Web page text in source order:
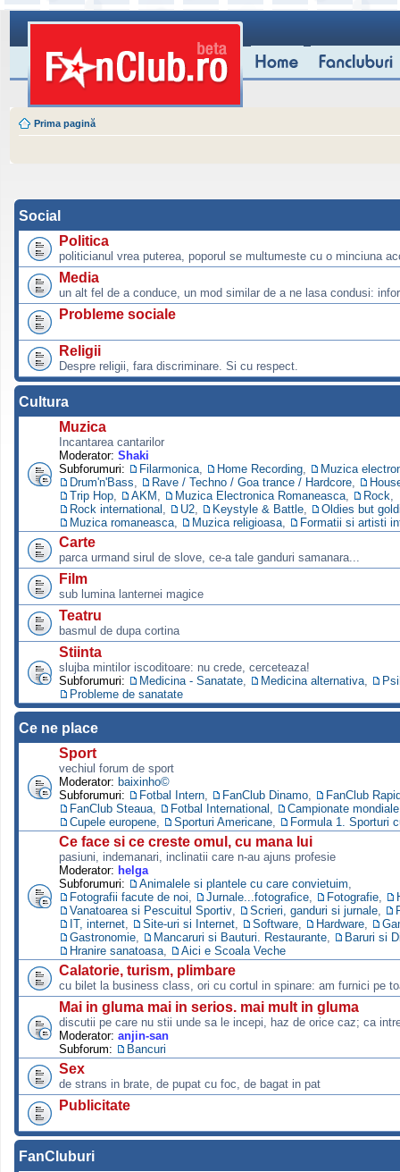
Prima pagină
Social
Politica
politicianul vrea puterea, poporul se multumeste cu o minciuna
Media
un alt fel de a conduce, un mod similar de a ne lasa condusi:
Probleme sociale
Religii
Despre religii, fara discriminare. Si cu respect.
Cultura
Muzica
Incantarea cantarilor
Moderator: Shaki
Subforumuri:
Filarmonica Home Recording
Muzica
Drum'n'Bass
Rave / Techno / Goa trance / Hardcore
Trip Hop
AKM Muzica Electronica Romaneasca Rock
Rock international
U2 Keystyle & Battle
Oldies but
Muzica romaneasca
Muzica religioasa Formatii si artisti
Carte
parca urmand sirul de slove, ce-a tale ganduri samanara...
Film
sub lumina lanternei magice
Teatru
basmul de dupa cortina
Stiinta
slujba mintilor iscoditoare: nu crede, cerceteaza!
Subforumuri:
Medicina - Sanatate Medicina alternativa
Probleme de sanatate
Ce ne place
Sport
vechiul forum de sport
Moderator: baixinho©
Subforumuri:
Fotbal Intern FanClub Dinamo
FanClub
FanClub Steaua
Fotbal International
Campionate
Cupele europene
Sporturi Americane Formula 1. Sporturi
Ce face si ce creste omul, cu mana lui
pasiuni, indemanari, inclinatii care n-au ajuns profesie
Moderator: helga
Subforumuri:
Animalele si plantele cu care convietuim
Fotografii facute de noi
Jurnale...fotografice Fotografie
Vanatoarea si Pescuitul Sportiv
Scrieri, ganduri si jurnale
IT, internet
Site-uri si Internet Software Hardware
Gastronomie
Mancaruri si Bauturi. Restaurante
Baruri si
Hranire sanatoasa
Aici e Scoala Veche
Calatorie, turism, plimbare
cu bilet la business class, ori cu cortul in spinare: am furnici pe
Mai in gluma mai in serios. mai mult in gluma
discutii pe care nu stii unde sa le incepi, haz de orice caz; ca
Moderator: anjin-san
Subforum:
Bancuri
Sex
de strans in brate, de pupat cu foc, de bagat in pat
Publicitate
FanCluburi